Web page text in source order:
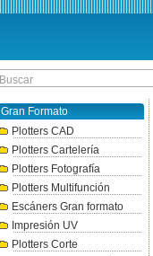
Gran Formato
Plotters CAD
Plotters Cartelería
Plotters Fotografía
Plotters Multifunción
Escáners Gran formato
Impresión UV
Plotters Corte